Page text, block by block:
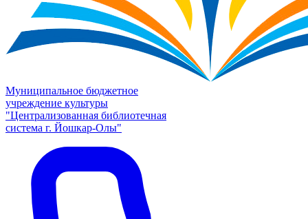
Муниципальное бюджетное
учреждение культуры
"Централизованная библиотечная
система г. Йошкар-Олы"